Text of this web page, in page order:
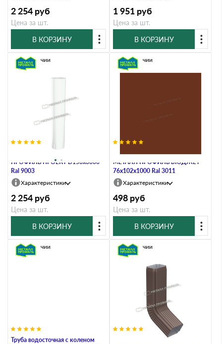
2 254 руб
Цена за шт.
В КОРЗИНУ
1 951 руб
Цена за шт.
В КОРЗИНУ
ПРОФИЛЬ ПРОЕКТ D150х3000
Ral 9003
В наличии
Характеристики
2 254 руб
Цена за шт.
В КОРЗИНУ
Труба водосточная с коленом
МЕТАЛЛ ПРОФИЛЬ БЮДЖЕТ
76х102х1000 Ral 3011
В наличии
Характеристики
498 руб
Цена за шт.
В КОРЗИНУ
Труба водосточная с коленом
В наличии
Труба водосточная с коленом
В наличии